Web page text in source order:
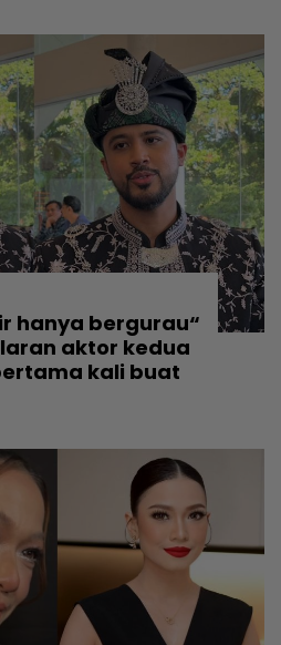
hanya bergurau“
aktor kedua
kali buat